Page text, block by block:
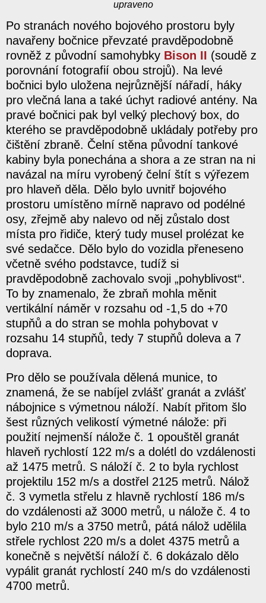
upraveno
Po stranách nového bojového prostoru byly
navařeny bočnice převzaté pravděpodobně
rovněž z původní samohybky Bison II (soudě z
porovnání fotografií obou strojů). Na levé
bočnici bylo uložena nejrůznější nářadí, háky
pro vlečná lana a také úchyt radiové antény. Na
pravé bočnici pak byl velký plechový box, do
kterého se pravděpodobně ukládaly potřeby pro
čištění zbraně. Čelní stěna původní tankové
kabiny byla ponechána a shora a ze stran na ni
navázal na míru vyrobený čelní štít s výřezem
pro hlaveň děla. Dělo bylo uvnitř bojového
prostoru umístěno mírně napravo od podélné
osy, zřejmě aby nalevo od něj zůstalo dost
místa pro řidiče, který tudy musel prolézat ke
své sedačce. Dělo bylo do vozidla přeneseno
včetně svého podstavce, tudíž si
pravděpodobně zachovalo svoji „pohyblivost“.
To by znamenalo, že zbraň mohla měnit
vertikální náměr v rozsahu od -1,5 do +70
stupňů a do stran se mohla pohybovat v
rozsahu 14 stupňů, tedy 7 stupňů doleva a 7
doprava.
Pro dělo se používala dělená munice, to
znamená, že se nabíjel zvlášť granát a zvlášť
nábojnice s výmetnou náloží. Nabít přitom šlo
šest různých velikostí výmetné nálože: při
použití nejmenší nálože č. 1 opouštěl granát
hlaveň rychlostí 122 m/s a dolétl do vzdálenosti
až 1475 metrů. S náloží č. 2 to byla rychlost
projektilu 152 m/s a dostřel 2125 metrů. Nálož
č. 3 vymetla střelu z hlavně rychlostí 186 m/s
do vzdálenosti až 3000 metrů, u nálože č. 4 to
bylo 210 m/s a 3750 metrů, pátá nálož udělila
střele rychlost 220 m/s a dolet 4375 metrů a
konečně s největší náloží č. 6 dokázalo dělo
vypálit granát rychlostí 240 m/s do vzdálenosti
4700 metrů.